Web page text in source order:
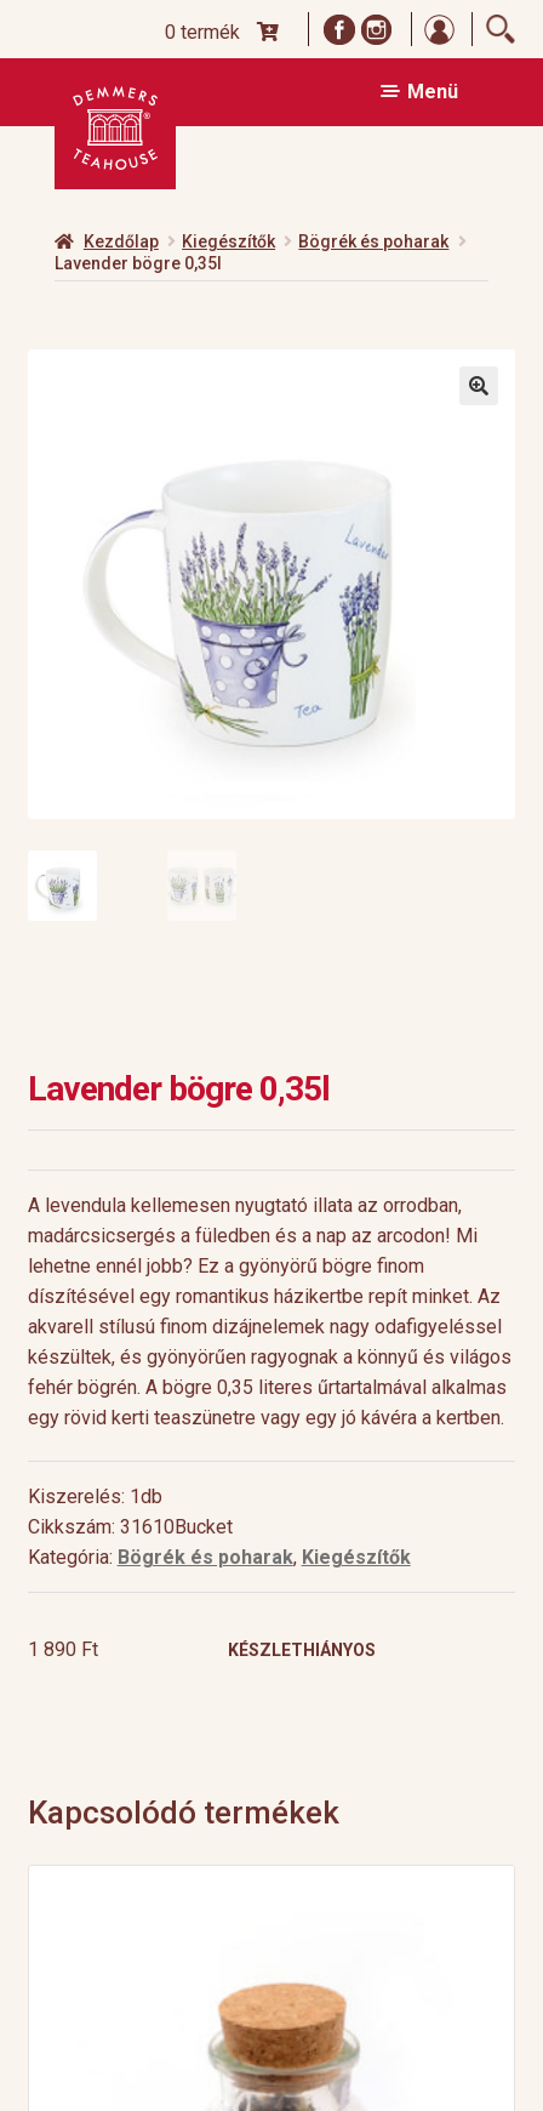
0 termék
Ugrás
navigációhoz
Kilépés
tartalomba
Menü
Kezdőlap Kiegészítők
Bögrék és poharak
Lavender bögre 0,35l
Lavender bögre 0,35l
A levendula kellemesen nyugtató illata az orrodban,
madárcsicsergés a füledben és a nap az arcodon! Mi
lehetne ennél jobb? Ez a gyönyörű bögre finom
díszítésével egy romantikus házikertbe repít minket. Az
akvarell stílusú finom dizájnelemek nagy odafigyeléssel
készültek, és gyönyörűen ragyognak a könnyű és világos
fehér bögrén. A bögre 0,35 literes űrtartalmával alkalmas
egy rövid kerti teaszünetre vagy egy jó kávéra a kertben.
Kiszerelés: 1db
Cikkszám: 31610Bucket
Kategória: Bögrék és poharak, Kiegészítők
1 890 Ft KÉSZLETHIÁNYOS
Kapcsolódó termékek